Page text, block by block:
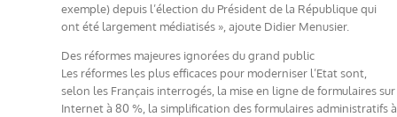
exemple) depuis l’élection du Président de la République qui
ont été largement médiatisés », ajoute Didier Menusier.
Des réformes majeures ignorées du grand public
Les réformes les plus efficaces pour moderniser l’Etat sont,
selon les Français interrogés, la mise en ligne de formulaires sur
Internet à 80 %, la simplification des formulaires administratifs à